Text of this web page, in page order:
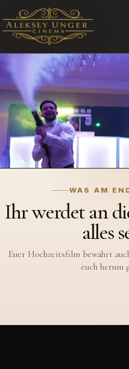
STARTSEITE ALEKSEY UNGER
WAS AM
Ihr werdet an
alles
Euer Hochzeitsfilm bewahrt
euch herum